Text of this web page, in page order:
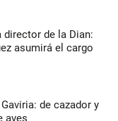
director de la Dian:
asumirá el cargo
de cazador y
aves